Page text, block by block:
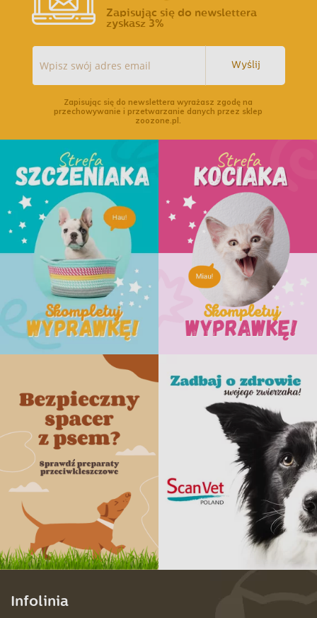
Zapisując się do newslettera
zyskasz 3%
Wyślij
Zapisując się do newslettera wyrażasz zgodę na
przechowywanie i przetwarzanie danych przez sklep
zoozone.pl.
Infolinia